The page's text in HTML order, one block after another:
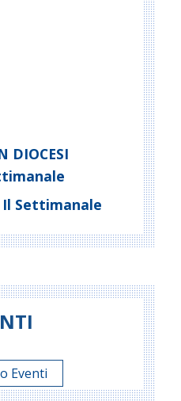
DIOCESI
Settimanale
Eventi